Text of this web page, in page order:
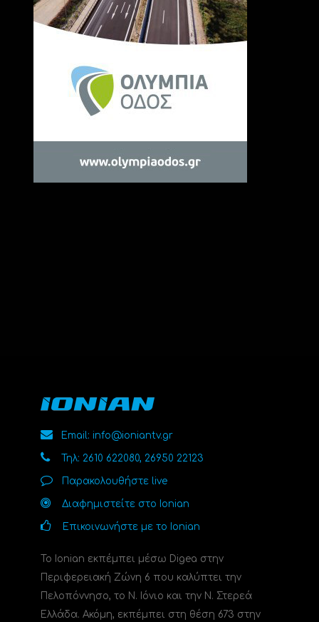
Email: info@ioniantv.gr
Τηλ: 2610 622080, 26950 22123
Παρακολουθήστε live
Διαφημιστείτε στο Ionian
Επικοινωνήστε με το Ionian
Το Ionian εκπέμπει μέσω Digea στην
Περιφερειακή Ζώνη 6 που καλύπτει την
Πελοπόννησο, το N. Ιόνιο και την Ν. Στερεά
Ελλάδα. Ακόμη, εκπέμπει στη θέση 673 στην